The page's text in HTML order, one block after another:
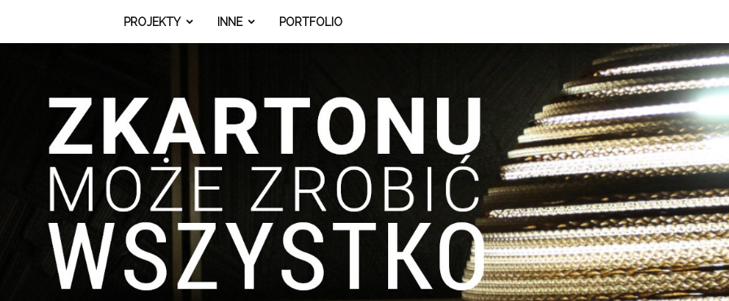
PROJEKTY INNE PORTFOLIO